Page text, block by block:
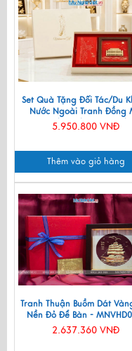
Set Quà Tặng Đối Tác/Du
Nước Ngoài Tranh Đồng
Vàng 24k & Hộp Trang Sức
Mài CBQT006/2
5.950.800 VNĐ
Thêm vào giỏ hàng
Tranh Thuận Buồm Dát
Nền Đỏ Để Bàn -
2.637.360 VNĐ